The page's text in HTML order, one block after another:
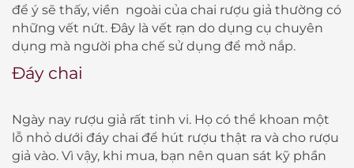
để ý sẽ thấy, viền ngoài của chai rượu giả thường có
những vết nứt. Đây là vết rạn do dụng cụ chuyên
dụng mà người pha chế sử dụng để mở nắp.
Đáy chai
Ngày nay rượu giả rất tinh vi. Họ có thể khoan một
lỗ nhỏ dưới đáy chai để hút rượu thật ra và cho rượu
giả vào. Vì vậy, khi mua, bạn nên quan sát kỹ phần